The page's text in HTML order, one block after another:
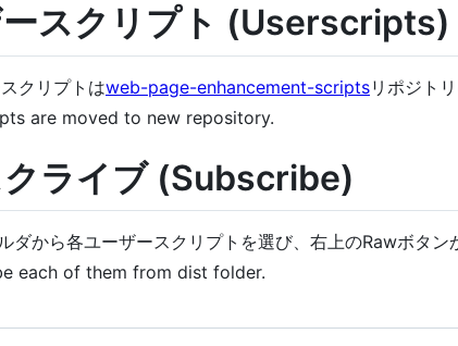
スクリプト (Userscripts)
クリプトはweb-page-enhancement-scriptsリポジト
are moved to new repository.
ライブ (Subscribe)
ダから各ユーザースクリプトを選び、右上のRawボタン
each of them from dist folder.